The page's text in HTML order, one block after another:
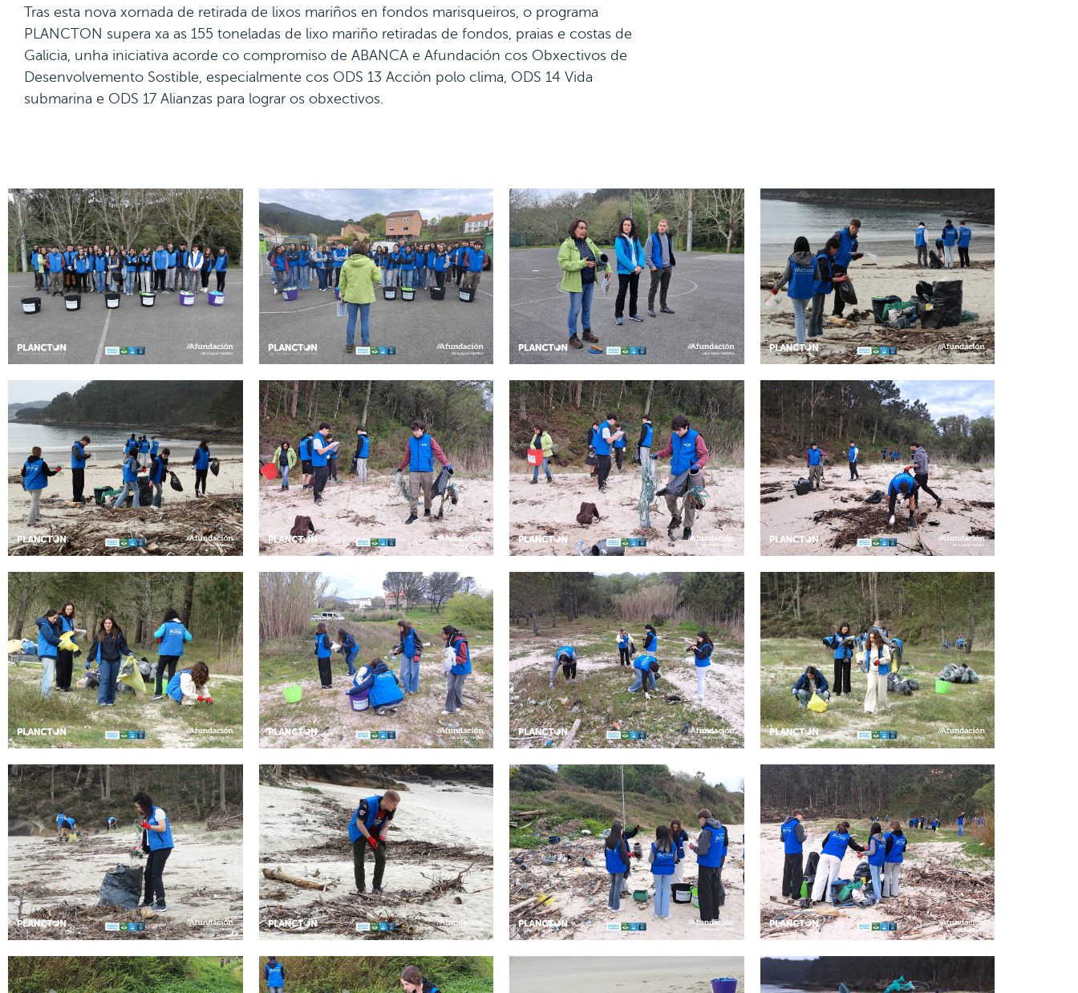
Tras esta nova xornada de retirada de lixos mariños en fondos marisqueiros, o programa
PLANCTON supera xa as 155 toneladas de lixo mariño retiradas de fondos, praias e costas de
Galicia, unha iniciativa acorde co compromiso de ABANCA e Afundación cos Obxectivos de
Desenvolvemento Sostible, especialmente cos ODS 13 Acción polo clima, ODS 14 Vida
submarina e ODS 17 Alianzas para lograr os obxectivos.